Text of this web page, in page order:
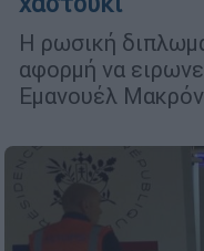
Η ρωσική
αφορμή να
Εμανουέλ Μακρόν